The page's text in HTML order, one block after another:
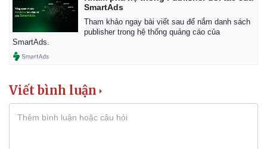
Pháp luật
Vụ án
Tin nóng
Vũ khí
SmartAds
Tham khảo ngay bài viết sau để nắm danh sách
publisher trong hệ thống quảng cáo của
SmartAds.
Viết bình luận